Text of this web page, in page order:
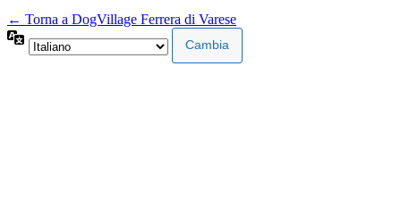
← Torna a DogVillage Ferrera di Varese